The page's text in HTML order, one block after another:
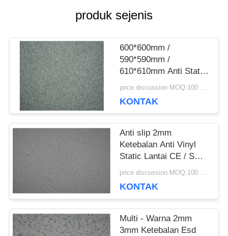
SEMUA
KASUS
QUOTE
REQUEST
SUATU
SITEMAP
KEBIJAKAN
produk sejenis
600*600mm /
590*590mm /
610*610mm Anti Static
Flooring Dengan
price discussion MOQ:100 meter persegi
KONTAK
Anti slip 2mm
Ketebalan Anti Vinyl
Static Lantai CE / SGS
/ ISO Sertifikat
price discussion MOQ:100 meter persegi
KONTAK
Multi - Warna 2mm
3mm Ketebalan Esd